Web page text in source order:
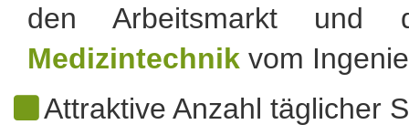
den Arbeitsmarkt
Medizintechnik vom
Attraktive Anzahl täglicher